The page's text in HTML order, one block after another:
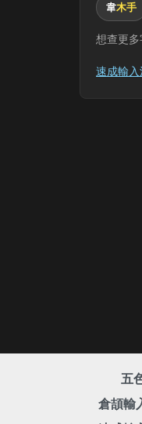
韋木手
想查更多
速成輸
五
倉頡輸